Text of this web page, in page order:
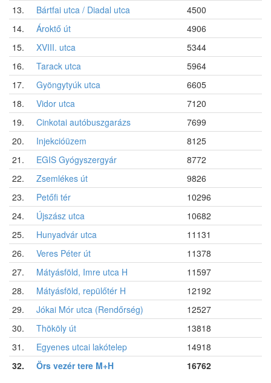
13.
Bártfai utca / Diadal utca
4500
14.
Ároktő út
4906
15.
XVIII. utca
5344
16.
Tarack utca
5964
17.
Gyöngytyúk utca
6605
18.
Vidor utca
7120
19.
Cinkotai autóbuszgarázs
7699
20.
Injekcióüzem
8125
21.
EGIS Gyógyszergyár
8772
22.
Zsemlékes út
9826
23.
Petőfi tér
10296
24.
Újszász utca
10682
25.
Hunyadvár utca
11131
26.
Veres Péter út
11378
27.
Mátyásföld, Imre utca H
11597
28.
Mátyásföld, repülőtér H
12192
29.
Jókai Mór utca (Rendőrség)
12527
30.
Thököly út
13818
31.
Egyenes utcai lakótelep
14918
32.
Örs vezér tere M+H 16762